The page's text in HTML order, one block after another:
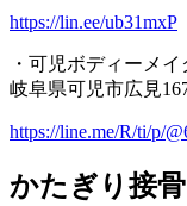
https://lin.ee/ub31mxP
・可児ボディーメ
岐阜県可児市広見
https://line.me/R/ti/p/
かたぎり接